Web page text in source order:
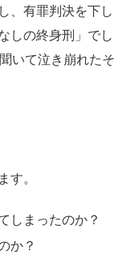
、有罪判決を下し
しの終身刑」でし
いて泣き崩れたそ
。
しまったのか？
か？